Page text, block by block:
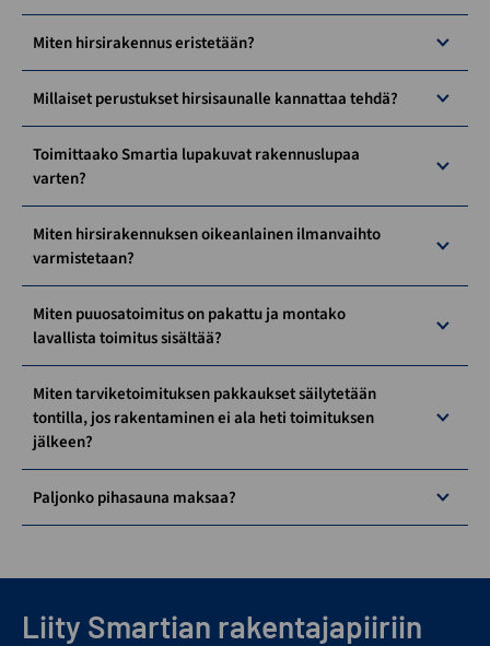
Miten hirsirakennus eristetään?
Millaiset perustukset hirsisaunalle kannattaa tehdä?
Toimittaako Smartia lupakuvat rakennuslupaa
varten?
Miten hirsirakennuksen oikeanlainen ilmanvaihto
varmistetaan?
Miten puuosatoimitus on pakattu ja montako
lavallista toimitus sisältää?
Miten tarviketoimituksen pakkaukset säilytetään
tontilla, jos rakentaminen ei ala heti toimituksen
jälkeen?
Paljonko pihasauna maksaa?
Liity Smartian rakentajapiiriin